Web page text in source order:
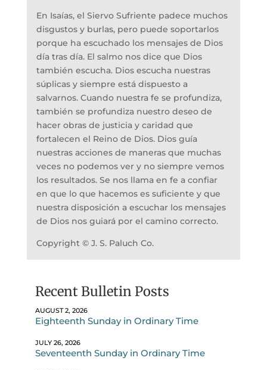
En Isaías, el Siervo Sufriente padece muchos
disgustos y burlas, pero puede soportarlos
porque ha escuchado los mensajes de Dios
día tras día. El salmo nos dice que Dios
también escucha. Dios escucha nuestras
súplicas y siempre está dispuesto a
salvarnos. Cuando nuestra fe se profundiza,
también se profundiza nuestro deseo de
hacer obras de justicia y caridad que
fortalecen el Reino de Dios. Dios guía
nuestras acciones de maneras que muchas
veces no podemos ver y no siempre vemos
los resultados. Se nos llama en fe a confiar
en que lo que hacemos es suficiente y que
nuestra disposición a escuchar los mensajes
de Dios nos guiará por el camino correcto.
Copyright © J. S. Paluch Co.
Recent Bulletin Posts
AUGUST 2, 2026
Eighteenth Sunday in Ordinary Time
JULY 26, 2026
Seventeenth Sunday in Ordinary Time